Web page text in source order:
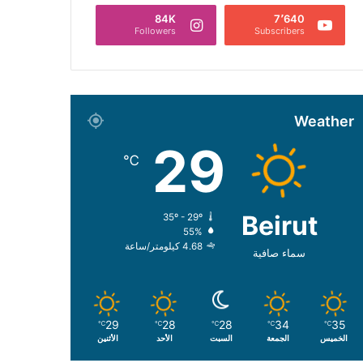
7٬640
Subscribers
84K
Followers
Weather
Beirut
سماء صافية
29
℃
35º - 29º
55%
4.68 كيلومتر/ساعة
35
℃
الخميس
34
℃
الجمعة
28
℃
السبت
28
℃
الأحد
29
℃
الأثنين